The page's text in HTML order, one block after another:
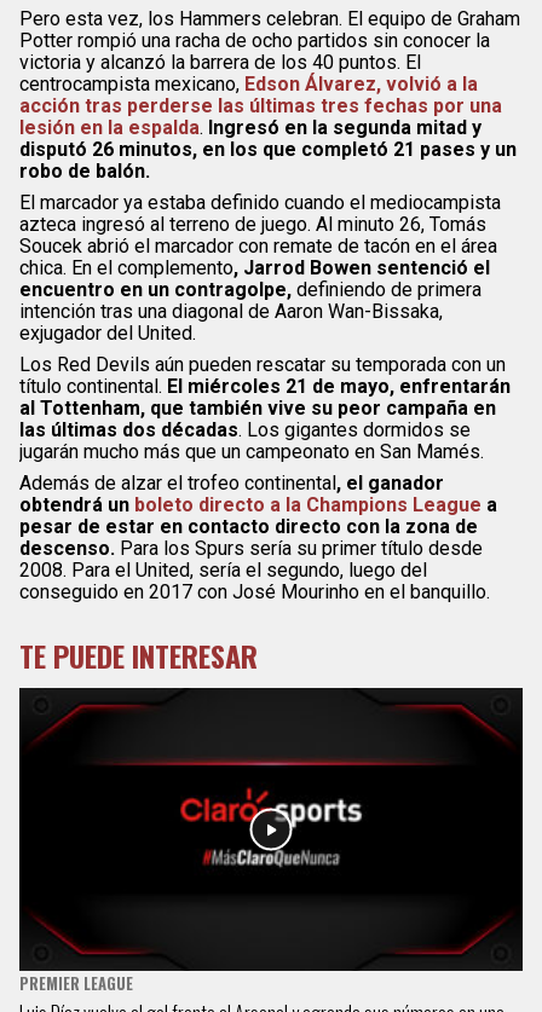
Pero esta vez, los Hammers celebran. El equipo de Graham
Potter rompió una racha de ocho partidos sin conocer la
victoria y alcanzó la barrera de los 40 puntos. El
centrocampista mexicano, Edson Álvarez, volvió a la
acción tras perderse las últimas tres fechas por una
lesión en la espalda. Ingresó en la segunda mitad y
disputó 26 minutos, en los que completó 21 pases y un
robo de balón.
El marcador ya estaba definido cuando el mediocampista
azteca ingresó al terreno de juego. Al minuto 26, Tomás
Soucek abrió el marcador con remate de tacón en el área
chica. En el complemento, Jarrod Bowen sentenció el
encuentro en un contragolpe, definiendo de primera
intención tras una diagonal de Aaron Wan-Bissaka,
exjugador del United.
Los Red Devils aún pueden rescatar su temporada con un
título continental. El miércoles 21 de mayo, enfrentarán
al Tottenham, que también vive su peor campaña en
las últimas dos décadas. Los gigantes dormidos se
jugarán mucho más que un campeonato en San Mamés.
Además de alzar el trofeo continental, el ganador
obtendrá un boleto directo a la Champions League a
pesar de estar en contacto directo con la zona de
descenso. Para los Spurs sería su primer título desde
2008. Para el United, sería el segundo, luego del
conseguido en 2017 con José Mourinho en el banquillo.
TE PUEDE INTERESAR
PREMIER LEAGUE